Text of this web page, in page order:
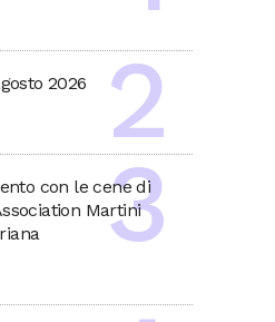
2026
con le cene di
Martini